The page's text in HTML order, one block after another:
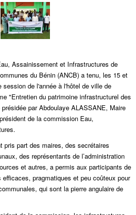
Assainissement et Infrastructures de
du Bénin (ANCB) a tenu, les 15 et
session de l'année à l'hôtel de ville de
"Entretien du patrimoine infrastructurel des
par Abdoulaye ALASSANE, Maire
de la commission Eau,
pris part des maires, des secrétaires
des représentants de l’administration
et autres, a permis aux participants de
pragmatiques et peu coûteux pour
qui sont la pierre angulaire de